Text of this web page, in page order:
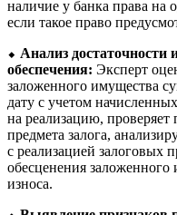
наличие у банка права на
если такое право
⬥ Анализ достаточности
обеспечения: Эксперт
заложенного имущества
дату с учетом
на реализацию, проверяет
предмета залога,
с реализацией залоговых
обесценения заложенного
износа.